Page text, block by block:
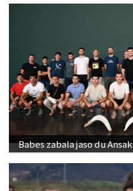
Babes zabala jaso du Ansak